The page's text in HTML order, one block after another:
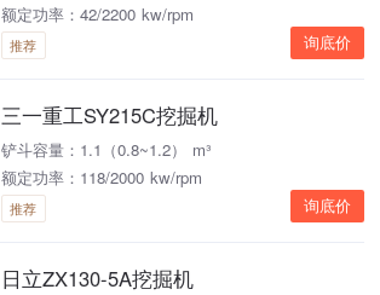
额定功率：42/2200 kw/rpm
推荐 询底价
三一重工SY215C挖掘机
铲斗容量：1.1（0.8~1.2） m³
额定功率：118/2000 kw/rpm
推荐 询底价
日立ZX130-5A挖掘机